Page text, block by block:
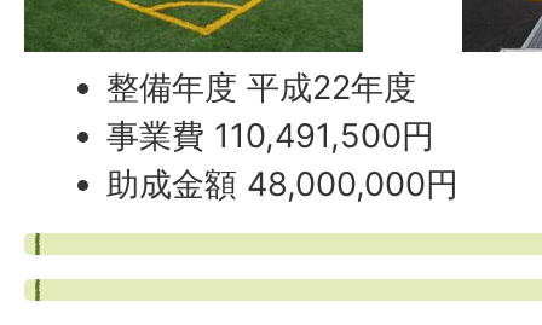
整備年度 平成22年度
事業費 110,491,500円
助成金額 48,000,000円